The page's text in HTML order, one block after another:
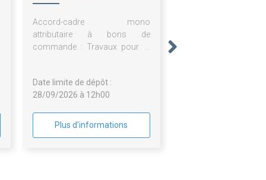
Accord-cadre mono
attributaire à bons de
commande : Travaux pour la
Date limite de dépôt :
28/09/2026 à 12h00
Plus d'informations